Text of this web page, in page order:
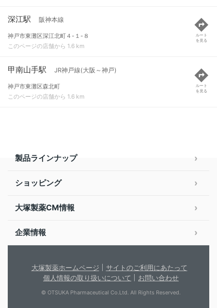
深江駅 阪神本線
神戸市東灘区深江北町４-１-８
このページの店舗から 1.6 km
ルート
を見る
甲南山手駅 JR神戸線(大阪～神戸)
神戸市東灘区森北町
このページの店舗から 1.6 km
ルート
を見る
製品ラインナップ
ショッピング
大塚製薬CM情報
企業情報
大塚製薬ホームページ
サイトのご利用にあたって
個人情報の取り扱いについて
お問い合わせ
© OTSUKA Pharmaceutical Co.Ltd. All Rights Reserved.